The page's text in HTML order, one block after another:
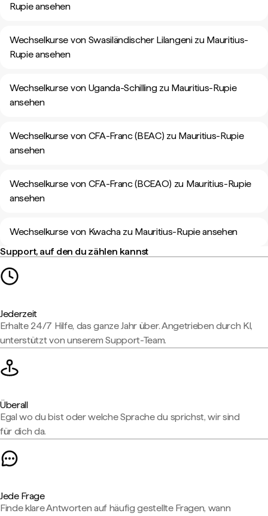
Rupie ansehen
Wechselkurse von Swasiländischer Lilangeni zu Mauritius-
Rupie ansehen
Wechselkurse von Uganda-Schilling zu Mauritius-Rupie
ansehen
Wechselkurse von CFA-Franc (BEAC) zu Mauritius-Rupie
ansehen
Wechselkurse von CFA-Franc (BCEAO) zu Mauritius-Rupie
ansehen
Wechselkurse von Kwacha zu Mauritius-Rupie ansehen
Support, auf den du zählen kannst
Jederzeit
Erhalte 24/7 Hilfe, das ganze Jahr über. Angetrieben durch KI,
unterstützt von unserem Support-Team.
Überall
Egal wo du bist oder welche Sprache du sprichst, wir sind
für dich da.
Jede Frage
Finde klare Antworten auf häufig gestellte Fragen, wann